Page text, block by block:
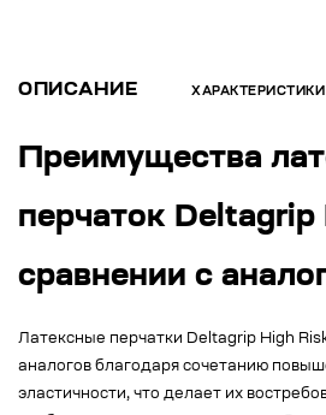
ОПИСАНИЕ ХАРАКТЕРИСТИКИ
Преимущества
перчаток Deltagrip
сравнении с
Латексные перчатки Deltagrip High
аналогов благодаря сочетанию
эластичности, что делает их